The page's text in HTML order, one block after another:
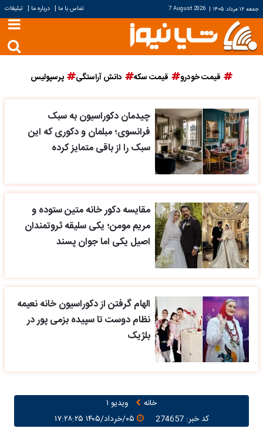
جمعه ۱۶ مرداد ۱۴۰۵ |
7 August 2026 تماس با ما | درباره ما | تبلیغات
قیمت خودرو قیمت سکه دانش آراستگی پرسپولیس
چیدمان دکوراسیون به سبک
فرانسوی؛ مبلمان و دکوری که این
سبک را از باقی متمایز کرده
مقایسه دکور خانه متین ستوده و
مریم مومن؛ یکی سلیقه ثروتمندان
اصیل یکی اما جوان پسند
الهام گرفتن از دکوراسیون خانه نعیمه
نظام دوست تا سپیده بزمی پور در
بلژیک
خانه
ویدیو ۱
کد خبر: 274657